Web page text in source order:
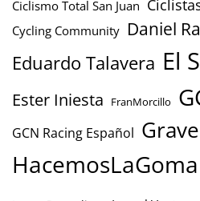
Ciclismo Total San Juan
Cycling Community Daniel
Eduardo Talavera El
Ester Iniesta FranMorcillo
GCN Racing Español
HacemosLaGoma